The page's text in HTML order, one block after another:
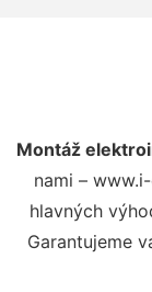
Montáž
nami –
hlavných
Garantujeme